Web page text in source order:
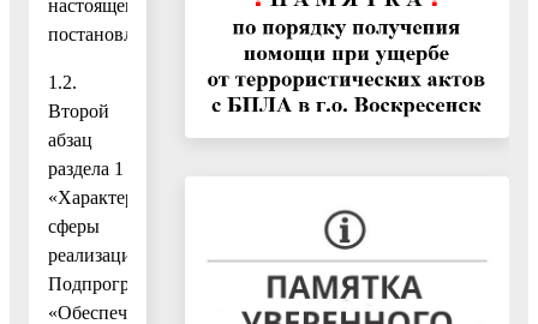
настоящему
постановлению;
1.2.
Второй
абзац
раздела 1
«Характеристика
сферы
реализации
Подпрограммы
«Обеспечивающая